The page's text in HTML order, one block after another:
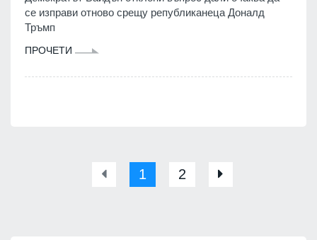
се изправи отново срещу републиканеца Доналд
Тръмп
ПРОЧЕТИ
1 2